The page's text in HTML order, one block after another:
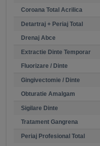
Coroana Total Acrilica
Detartraj + Periaj Total
Drenaj Abce
Extractie Dinte Temporar
Fluorizare / Dinte
Gingivectomie / Dinte
Obturatie Amalgam
Sigilare Dinte
Tratament Gangrena
Periaj Profesional Total